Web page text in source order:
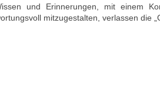
und Erinnerungen, mit einem
mitzugestalten, verlassen die